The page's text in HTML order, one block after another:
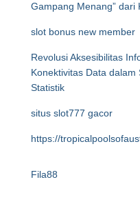
Gampang Menang” dari
slot bonus new member
Revolusi Aksesibilitas
Konektivitas Data
Statistik
situs slot777 gacor
https://
Fila88